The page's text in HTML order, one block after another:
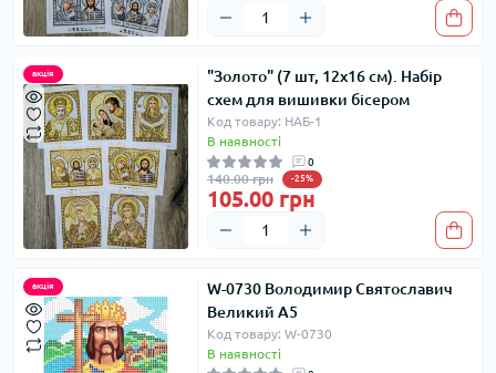
акція
"Золото" (7 шт, 12х16 см). Набір
схем для вишивки бісером
Код товару: НАБ-1
В наявності
0
140.00 грн -25%
105.00 грн
акція
W-0730 Володимир Святославич
Великий А5
Код товару: W-0730
В наявності